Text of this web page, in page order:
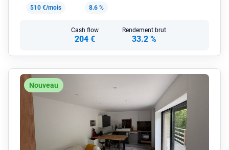
510 €/mois
8.6 %
Cash flow
204 €
Rendement brut
33.2 %
Nouveau